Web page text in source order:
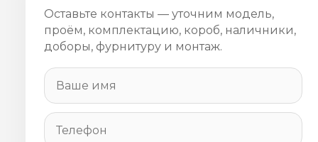
Оставьте контакты — уточним модель,
проём, комплектацию, короб, наличники,
доборы, фурнитуру и монтаж.